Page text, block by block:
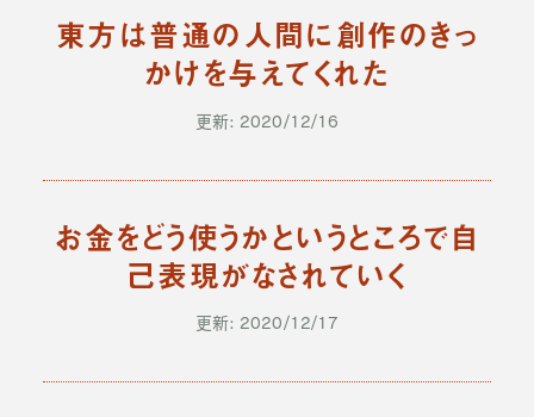
東方は普通の人間に創作のきっ
かけを与えてくれた
更新: 2020/12/16
お金をどう使うかというところで自
己表現がなされていく
更新: 2020/12/17